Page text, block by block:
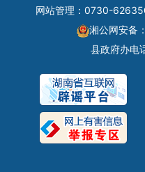
网站管理：0730-
湘公网安备
县政府办电